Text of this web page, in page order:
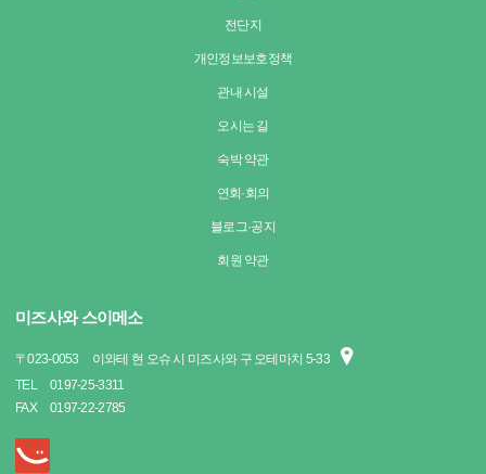
전단지
개인정보보호정책
관내 시설
오시는 길
숙박 약관
연회·회의
블로그·공지
회원 약관
미즈사와 스이메소
〒023-0053
이와테 현 오슈 시 미즈사와 구 오테마치 5-33
TEL
0197-25-3311
FAX
0197-22-2785